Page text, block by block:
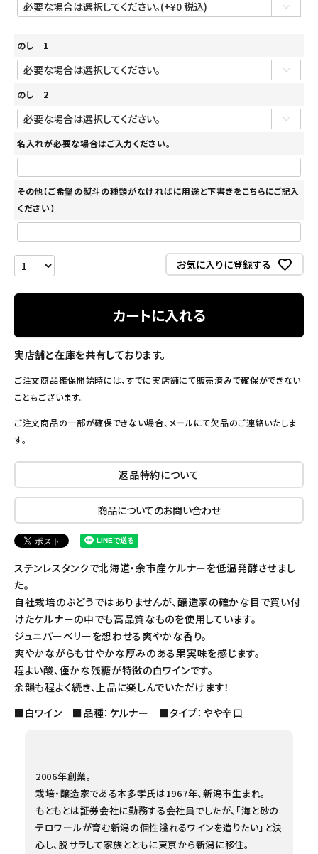
のし 1
のし 2
名入れが必要な場合はご入力ください。
その他【ご希望の熨斗の種類がなければに用途と下書きをこちらにご記入
ください】
お気に入りに登録する
カートに入れる
実店舗と在庫を共有しております。
ご注文商品確保開始時には、すでに実店舗にて販売済みで確保ができない
こともございます。
ご注文商品の一部が確保できない場合、メールにて欠品のご連絡いたしま
す。
返品特約について
商品についてのお問い合わせ
ステンレスタンクで北海道・余市産ケルナーを低温発酵させまし
た。
自社栽培のぶどうではありませんが、醸造家の確かな目で買い付
けたケルナーの中でも高品質なものを使用しています。
ジュニパーベリーを想わせる爽やかな香り。
爽やかながらも甘やかな厚みのある果実味を感じます。
程よい酸、僅かな残糖が特徴の白ワインです。
余韻も程よく続き、上品に楽しんでいただけます！
■白ワイン ■品種：ケルナー ■タイプ：やや辛口
2006年創業。
栽培・醸造家である本多孝氏は1967年、新潟市生まれ。
もともとは証券会社に勤務する会社員でしたが、「海と砂の
テロワールが育む新潟の個性溢れるワインを造りたい」と決
心し、脱サラして家族とともに東京から新潟に移住。